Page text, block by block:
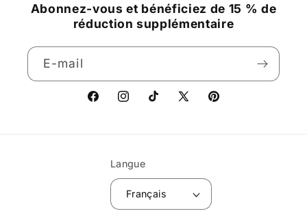
Abonnez-vous et bénéficiez de 15 % de
réduction supplémentaire
E-mail
FacebookInstagramTikTokX
Pinterest
Langue
Français